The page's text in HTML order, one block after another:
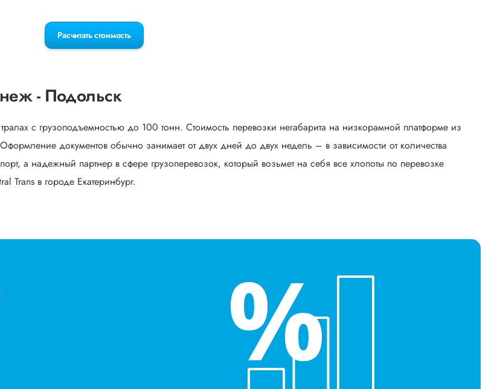
Расчитать стоимость
- Подольск
с грузоподъемностью до 100 тонн. Стоимость перевозки негабарита на низкорамной платформе из
документов обычно занимает от двух дней до двух недель – в зависимости от количества
а надежный партнер в сфере грузоперевозок, который возьмет на себя все хлопоты по перевозке
Trans в городе Екатеринбург.